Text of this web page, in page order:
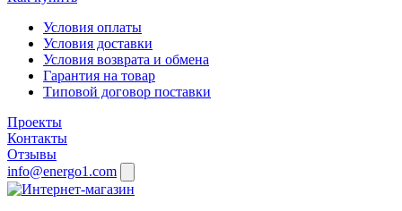
Условия оплаты
Условия доставки
Условия возврата и обмена
Гарантия на товар
Типовой договор поставки
Проекты
Контакты
Отзывы
info@energo1.com